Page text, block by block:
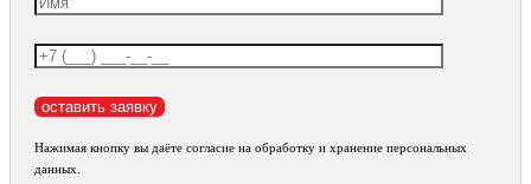
Нажимая кнопку вы даёте согласие на обработку и хранение персональных
данных.